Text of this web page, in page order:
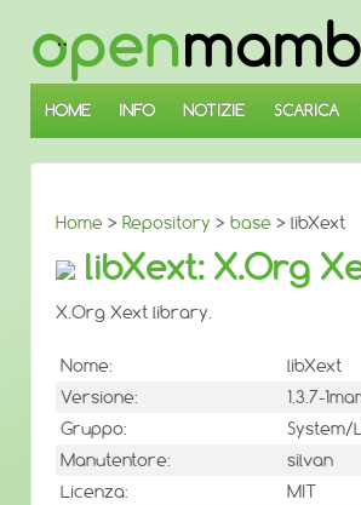
SALTA
AL
CONTENUTO
PRINCIPALE
HOME INFO NOTIZIE SCARICA
Home > Repository > base > libXext
libXext: X.Org
X.Org Xext library.
Nome:
libXext
Versione:
1.3.7-
Gruppo:
System/
Manutentore:
silvan
Licenza:
MIT